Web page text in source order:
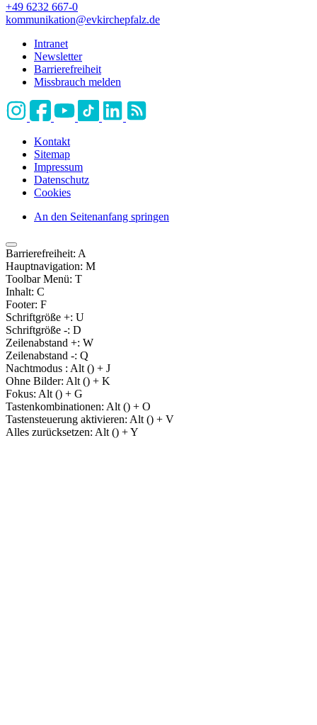
+49 6232 667-0
kommunikation@evkirchepfalz.de
Intranet
Newsletter
Barrierefreiheit
Missbrauch melden
Kontakt
Sitemap
Impressum
Datenschutz
Cookies
An den Seitenanfang springen
Barrierefreiheit: A
Hauptnavigation: M
Toolbar Menü: T
Inhalt: C
Footer: F
Schriftgröße +: U
Schriftgröße -: D
Zeilenabstand +: W
Zeilenabstand -: Q
Nachtmodus : Alt () + J
Ohne Bilder: Alt () + K
Fokus: Alt () + G
Tastenkombinationen: Alt () + O
Tastensteuerung aktivieren: Alt () + V
Alles zurücksetzen: Alt () + Y